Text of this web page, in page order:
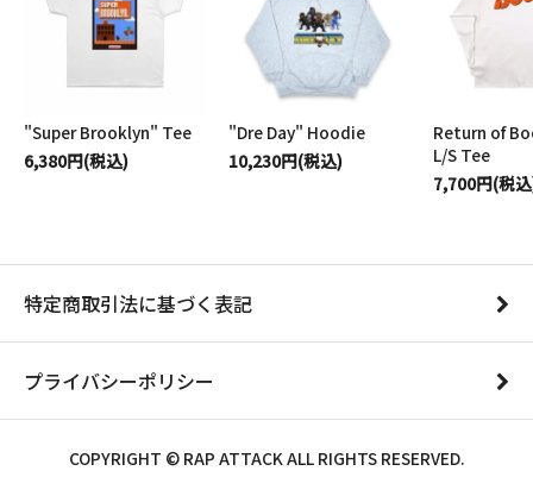
"Super Brooklyn" Tee
6,380円(税込)
"Dre Day" Hoodie
10,230円(税込)
Return of
L/S Tee
7,700円(税
特定商取引法に基づく表記
プライバシーポリシー
COPYRIGHT © RAP ATTACK ALL RIGHTS RESERVED.